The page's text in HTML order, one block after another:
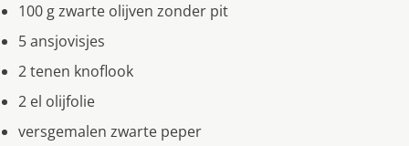
100 g zwarte olijven zonder pit
5 ansjovisjes
2 tenen knoflook
2 el olijfolie
versgemalen zwarte peper